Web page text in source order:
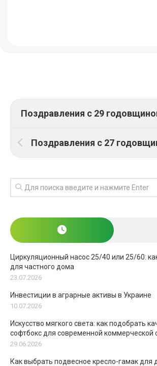
Циркуляционный насос 25/40 или 25/60:
для частного дома
23.07.2026
Инвестиции в аграрные активы в Украине
10.07.2026
Искусство мягкого света: как подобрать
софтбокс для современной коммерческой
29.06.2026
Как выбрать подвесное кресло-гамак для